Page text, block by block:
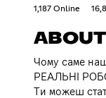
1,187 Online
ABOUT
Чому саме
РЕАЛЬНІ
Ти можеш